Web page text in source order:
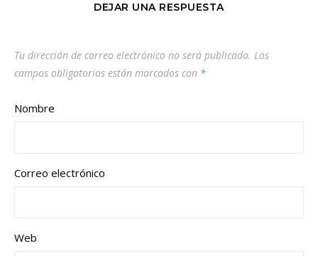
DEJAR UNA RESPUESTA
Tu dirección de correo electrónico no será publicada. Los
campos obligatorios están marcados con *
Nombre
Correo electrónico
Web